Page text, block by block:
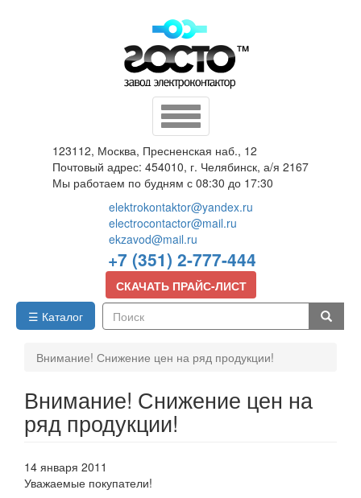
Toggle
navigation
123112, Москва, Пресненская наб., 12
Почтовый адрес: 454010, г. Челябинск, а/я 2167
Мы работаем по будням с 08:30 до 17:30
elektrokontaktor@yandex.ru
electrocontactor@mail.ru
ekzavod@mail.ru
+7 (351) 2-777-444
СКАЧАТЬ ПРАЙС-ЛИСТ
☰ Каталог
Внимание! Снижение цен на ряд продукции!
Внимание! Снижение цен на
ряд продукции!
14 января 2011
Уважаемые покупатели!